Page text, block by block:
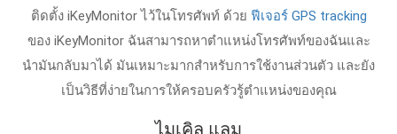
ติดตั้ง iKeyMonitor ไว้ในโทรศัพท์ ด้วย ฟีเจอร์ GPS tracking
ของ iKeyMonitor ฉันสามารถหาตำแหน่งโทรศัพท์ของฉันและ
นำมันกลับมาได้ มันเหมาะมากสำหรับการใช้งานส่วนตัว และยัง
เป็นวิธีที่ง่ายในการให้ครอบครัวรู้ตำแหน่งของคุณ
ไมเคิล แลม